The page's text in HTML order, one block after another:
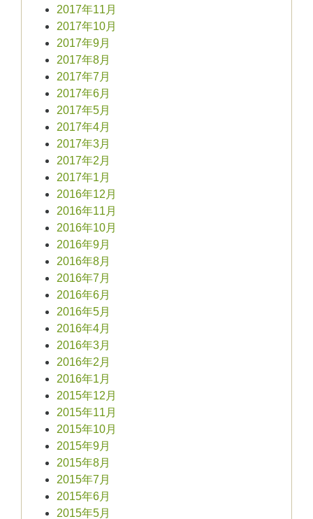
2017年11月
2017年10月
2017年9月
2017年8月
2017年7月
2017年6月
2017年5月
2017年4月
2017年3月
2017年2月
2017年1月
2016年12月
2016年11月
2016年10月
2016年9月
2016年8月
2016年7月
2016年6月
2016年5月
2016年4月
2016年3月
2016年2月
2016年1月
2015年12月
2015年11月
2015年10月
2015年9月
2015年8月
2015年7月
2015年6月
2015年5月